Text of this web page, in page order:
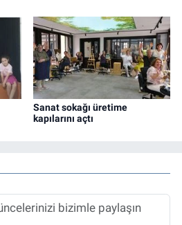
Sanat sokağı üretime
kapılarını açtı